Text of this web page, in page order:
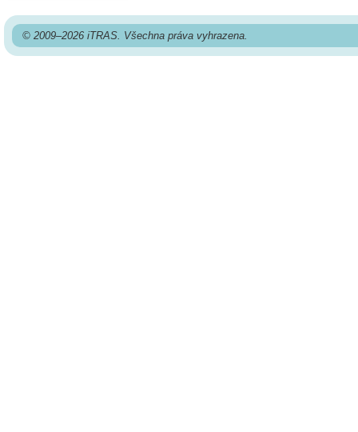
© 2009–2026 iTRAS. Všechna práva vyhrazena.